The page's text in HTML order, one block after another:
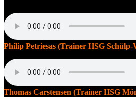
​Philip Petriesas (Trainer HSG
​Thomas Carstensen (Trainer HSG